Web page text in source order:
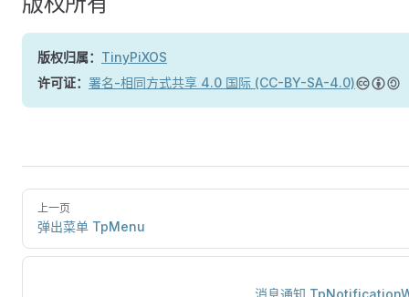
版权归属： TinyPiXOS
许可证： 署名-相同方式共享 4.0 国际 (CC-BY-SA-4.0)
上一页
弹出菜单 TpMenu